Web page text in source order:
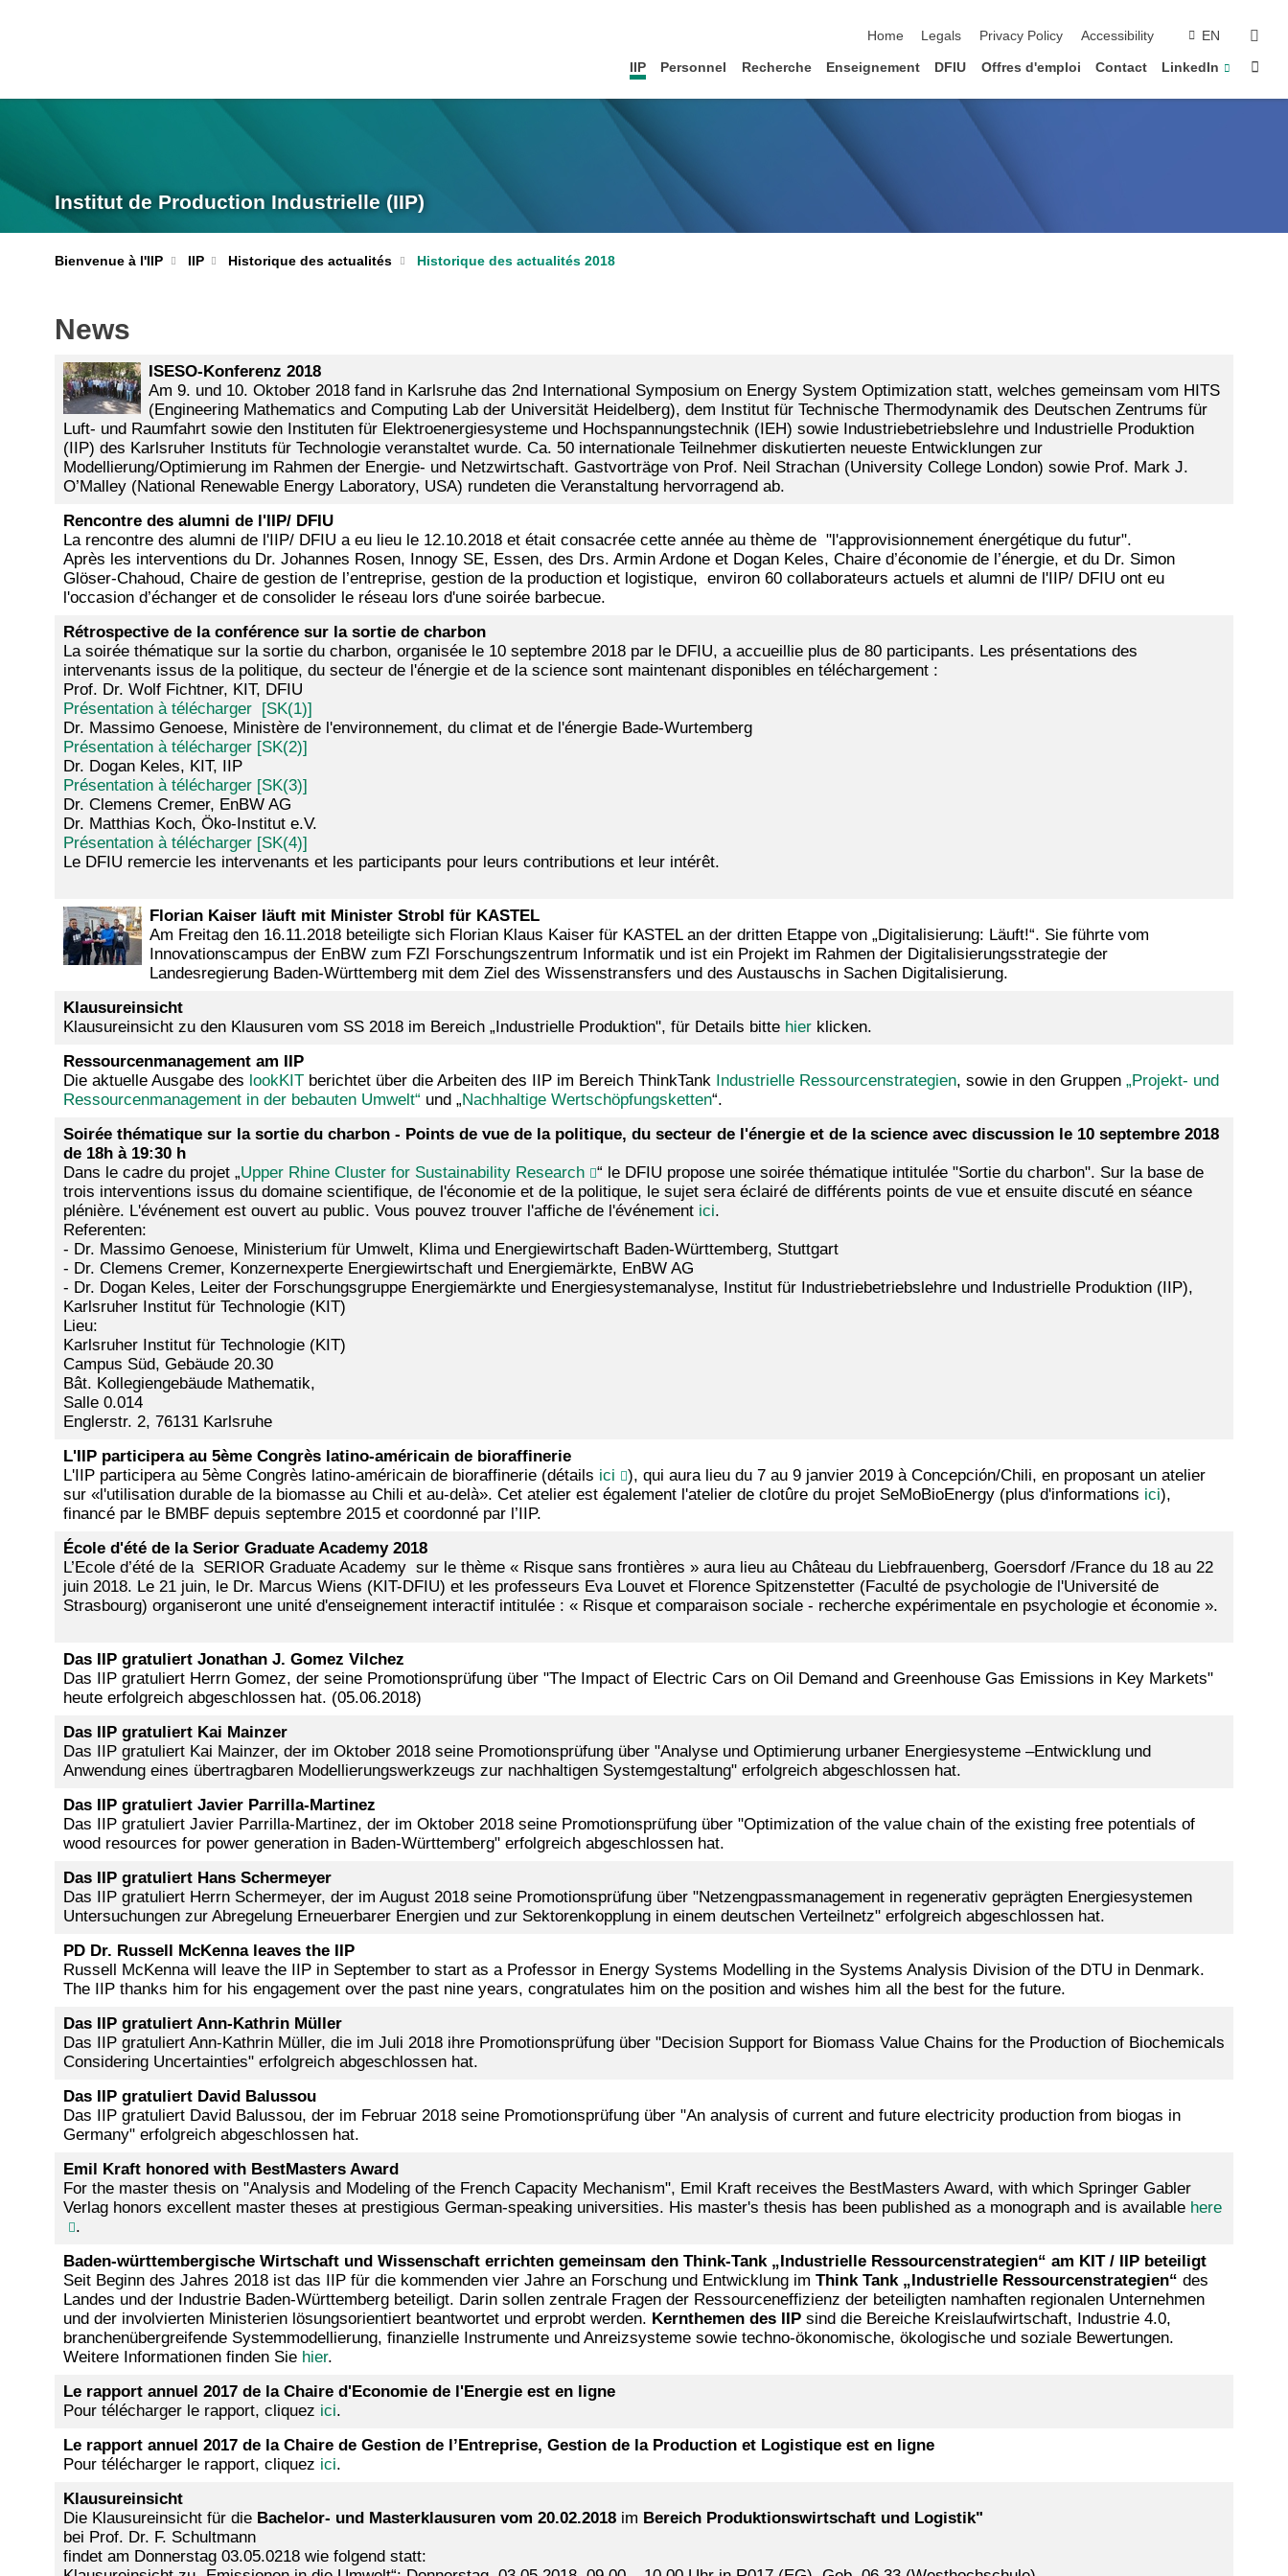
Home Legals Privacy Policy Accessibility EN
IIP Personnel Recherche Enseignement DFIU Offres d'emploi Contact LinkedIn
Institut de Production Industrielle (IIP)
Bienvenue à l'IIP IIP Historique des actualités Historique des actualités 2018
News
ISESO-Konferenz 2018
Am 9. und 10. Oktober 2018 fand in Karlsruhe das 2nd International Symposium on Energy System Optimization statt, welches gemeinsam vom HITS
(Engineering Mathematics and Computing Lab der Universität Heidelberg), dem Institut für Technische Thermodynamik des Deutschen Zentrums für
Luft- und Raumfahrt sowie den Instituten für Elektroenergiesysteme und Hochspannungstechnik (IEH) sowie Industriebetriebslehre und Industrielle Produktion
(IIP) des Karlsruher Instituts für Technologie veranstaltet wurde. Ca. 50 internationale Teilnehmer diskutierten neueste Entwicklungen zur
Modellierung/Optimierung im Rahmen der Energie- und Netzwirtschaft. Gastvorträge von Prof. Neil Strachan (University College London) sowie Prof. Mark J.
O’Malley (National Renewable Energy Laboratory, USA) rundeten die Veranstaltung hervorragend ab.
Rencontre des alumni de l'IIP/ DFIU
La rencontre des alumni de l'IIP/ DFIU a eu lieu le 12.10.2018 et était consacrée cette année au thème de "l'approvisionnement énergétique du futur".
Après les interventions du Dr. Johannes Rosen, Innogy SE, Essen, des Drs. Armin Ardone et Dogan Keles, Chaire d’économie de l’énergie, et du Dr. Simon
Glöser-Chahoud, Chaire de gestion de l’entreprise, gestion de la production et logistique, environ 60 collaborateurs actuels et alumni de l'IIP/ DFIU ont eu
l'occasion d’échanger et de consolider le réseau lors d'une soirée barbecue.
Rétrospective de la conférence sur la sortie de charbon
La soirée thématique sur la sortie du charbon, organisée le 10 septembre 2018 par le DFIU, a accueillie plus de 80 participants. Les présentations des
intervenants issus de la politique, du secteur de l'énergie et de la science sont maintenant disponibles en téléchargement :
Prof. Dr. Wolf Fichtner, KIT, DFIU
Présentation à télécharger [SK(1)]
Dr. Massimo Genoese, Ministère de l'environnement, du climat et de l'énergie Bade-Wurtemberg
Présentation à télécharger [SK(2)]
Dr. Dogan Keles, KIT, IIP
Présentation à télécharger [SK(3)]
Dr. Clemens Cremer, EnBW AG
Dr. Matthias Koch, Öko-Institut e.V.
Présentation à télécharger [SK(4)]
Le DFIU remercie les intervenants et les participants pour leurs contributions et leur intérêt.
Florian Kaiser läuft mit Minister Strobl für KASTEL
Am Freitag den 16.11.2018 beteiligte sich Florian Klaus Kaiser für KASTEL an der dritten Etappe von „Digitalisierung: Läuft!“. Sie führte vom
Innovationscampus der EnBW zum FZI Forschungszentrum Informatik und ist ein Projekt im Rahmen der Digitalisierungsstrategie der
Landesregierung Baden-Württemberg mit dem Ziel des Wissenstransfers und des Austauschs in Sachen Digitalisierung.
Klausureinsicht
Klausureinsicht zu den Klausuren vom SS 2018 im Bereich „Industrielle Produktion", für Details bitte hierklicken.
Ressourcenmanagement am IIP
Die aktuelle Ausgabe des lookKITberichtet über die Arbeiten des IIP im Bereich ThinkTank Industrielle Ressourcenstrategien, sowie in den Gruppen „Projekt- und
Ressourcenmanagement in der bebauten Umwelt“ und „Nachhaltige Wertschöpfungsketten“.
Soirée thématique sur la sortie du charbon - Points de vue de la politique, du secteur de l'énergie et de la science avec discussion le 10 septembre 2018
de 18h à 19:30 h
Dans le cadre du projet „Upper Rhine Cluster for Sustainability Research
“ le DFIU propose une soirée thématique intitulée "Sortie du charbon". Sur la base de
trois interventions issus du domaine scientifique, de l'économie et de la politique, le sujet sera éclairé de différents points de vue et ensuite discuté en séance
plénière. L'événement est ouvert au public. Vous pouvez trouver l'affiche de l'événement ici.
Referenten:
- Dr. Massimo Genoese, Ministerium für Umwelt, Klima und Energiewirtschaft Baden-Württemberg, Stuttgart
- Dr. Clemens Cremer, Konzernexperte Energiewirtschaft und Energiemärkte, EnBW AG
- Dr. Dogan Keles, Leiter der Forschungsgruppe Energiemärkte und Energiesystemanalyse, Institut für Industriebetriebslehre und Industrielle Produktion (IIP),
Karlsruher Institut für Technologie (KIT)
Lieu:
Karlsruher Institut für Technologie (KIT)
Campus Süd, Gebäude 20.30
Bât. Kollegiengebäude Mathematik,
Salle 0.014
Englerstr. 2, 76131 Karlsruhe
L'IIP participera au 5ème Congrès latino-américain de bioraffinerie
L'IIP participera au 5ème Congrès latino-américain de bioraffinerie (détails ici
), qui aura lieu du 7 au 9 janvier 2019 à Concepción/Chili, en proposant un atelier
sur «l'utilisation durable de la biomasse au Chili et au-delà». Cet atelier est également l'atelier de clotûre du projet SeMoBioEnergy (plus d'informations ici),
financé par le BMBF depuis septembre 2015 et coordonné par l’IIP.
École d'été de la Serior Graduate Academy 2018
L’Ecole d’été de la SERIOR Graduate Academy sur le thème « Risque sans frontières » aura lieu au Château du Liebfrauenberg, Goersdorf /France du 18 au 22
juin 2018. Le 21 juin, le Dr. Marcus Wiens (KIT-DFIU) et les professeurs Eva Louvet et Florence Spitzenstetter (Faculté de psychologie de l'Université de
Strasbourg) organiseront une unité d'enseignement interactif intitulée : « Risque et comparaison sociale - recherche expérimentale en psychologie et économie ».
Das IIP gratuliert Jonathan J. Gomez Vilchez
Das IIP gratuliert Herrn Gomez, der seine Promotionsprüfung über "The Impact of Electric Cars on Oil Demand and Greenhouse Gas Emissions in Key Markets"
heute erfolgreich abgeschlossen hat. (05.06.2018)
Das IIP gratuliert Kai Mainzer
Das IIP gratuliert Kai Mainzer, der im Oktober 2018 seine Promotionsprüfung über "Analyse und Optimierung urbaner Energiesysteme –Entwicklung und
Anwendung eines übertragbaren Modellierungswerkzeugs zur nachhaltigen Systemgestaltung" erfolgreich abgeschlossen hat.
Das IIP gratuliert Javier Parrilla-Martinez
Das IIP gratuliert Javier Parrilla-Martinez, der im Oktober 2018 seine Promotionsprüfung über "Optimization of the value chain of the existing free potentials of
wood resources for power generation in Baden-Württemberg" erfolgreich abgeschlossen hat.
Das IIP gratuliert Hans Schermeyer
Das IIP gratuliert Herrn Schermeyer, der im August 2018 seine Promotionsprüfung über "Netzengpassmanagement in regenerativ geprägten Energiesystemen
Untersuchungen zur Abregelung Erneuerbarer Energien und zur Sektorenkopplung in einem deutschen Verteilnetz" erfolgreich abgeschlossen hat.
PD Dr. Russell McKenna leaves the IIP
Russell McKenna will leave the IIP in September to start as a Professor in Energy Systems Modelling in the Systems Analysis Division of the DTU in Denmark.
The IIP thanks him for his engagement over the past nine years, congratulates him on the position and wishes him all the best for the future.
Das IIP gratuliert Ann-Kathrin Müller
Das IIP gratuliert Ann-Kathrin Müller, die im Juli 2018 ihre Promotionsprüfung über "Decision Support for Biomass Value Chains for the Production of Biochemicals
Considering Uncertainties" erfolgreich abgeschlossen hat.
Das IIP gratuliert David Balussou
Das IIP gratuliert David Balussou, der im Februar 2018 seine Promotionsprüfung über "An analysis of current and future electricity production from biogas in
Germany" erfolgreich abgeschlossen hat.
Emil Kraft honored with BestMasters Award
For the master thesis on "Analysis and Modeling of the French Capacity Mechanism", Emil Kraft receives the BestMasters Award, with which Springer Gabler
Verlag honors excellent master theses at prestigious German-speaking universities. His master's thesis has been published as a monograph and is available here
.
Baden-württembergische Wirtschaft und Wissenschaft errichten gemeinsam den Think-Tank „Industrielle Ressourcenstrategien“ am KIT / IIP beteiligt
Seit Beginn des Jahres 2018 ist das IIP für die kommenden vier Jahre an Forschung und Entwicklung im Think Tank „Industrielle Ressourcenstrategien“ des
Landes und der Industrie Baden-Württemberg beteiligt. Darin sollen zentrale Fragen der Ressourceneffizienz der beteiligten namhaften regionalen Unternehmen
und der involvierten Ministerien lösungsorientiert beantwortet und erprobt werden. Kernthemen des IIPsind die Bereiche Kreislaufwirtschaft, Industrie 4.0,
branchenübergreifende Systemmodellierung, finanzielle Instrumente und Anreizsysteme sowie techno-ökonomische, ökologische und soziale Bewertungen.
Weitere Informationen finden Sie hier.
Le rapport annuel 2017 de la Chaire d'Economie de l'Energie est en ligne
Pour télécharger le rapport, cliquez ici.
Le rapport annuel 2017 de la Chaire de Gestion de l’Entreprise, Gestion de la Production et Logistique est en ligne
Pour télécharger le rapport, cliquez ici.
Klausureinsicht
Die Klausureinsicht für dieBachelor- und Masterklausuren vom 20.02.2018im Bereich Produktionswirtschaft und Logistik"
bei Prof. Dr. F. Schultmann
findet am Donnerstag 03.05.0218 wie folgend statt: